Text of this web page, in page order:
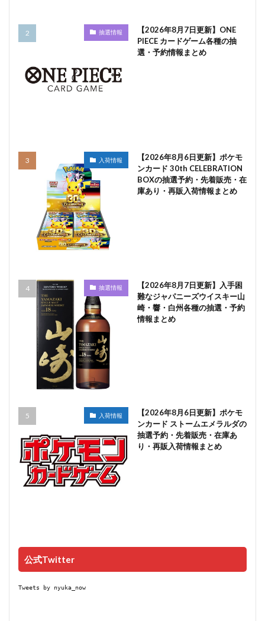
抽選情報
【2026年8月7日更新】ONE
PIECE カードゲーム各種の抽
選・予約情報まとめ
入荷情報
【2026年8月6日更新】ポケモ
ンカード 30th CELEBRATION
BOXの抽選予約・先着販売・在
庫あり・再販入荷情報まとめ
抽選情報
【2026年8月7日更新】入手困
難なジャパニーズウイスキー山
崎・響・白州各種の抽選・予約
情報まとめ
入荷情報
【2026年8月6日更新】ポケモ
ンカード ストームエメラルダの
抽選予約・先着販売・在庫あ
り・再販入荷情報まとめ
公式Twitter
Tweets by nyuka_now